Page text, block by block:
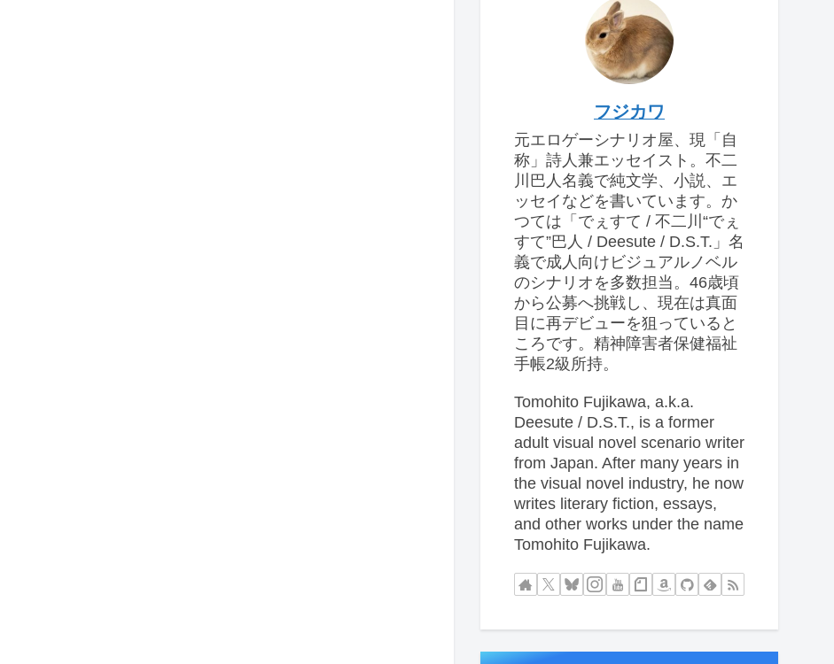
フジカワ
元エロゲーシナリオ屋、現「自
称」詩人兼エッセイスト。不二
川巴人名義で純文学、小説、エ
ッセイなどを書いています。か
つては「でぇすて / 不二川“でぇ
すて”巴人 / Deesute / D.S.T.」名
義で成人向けビジュアルノベル
のシナリオを多数担当。46歳頃
から公募へ挑戦し、現在は真面
目に再デビューを狙っていると
ころです。精神障害者保健福祉
手帳2級所持。
Tomohito Fujikawa, a.k.a.
Deesute / D.S.T., is a former
adult visual novel scenario writer
from Japan. After many years in
the visual novel industry, he now
writes literary fiction, essays,
and other works under the name
Tomohito Fujikawa.